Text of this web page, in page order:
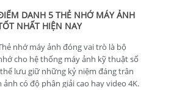
DANH 5 THẺ NHỚ MÁY ẢNH
NHẤT HIỆN NAY
nhớ máy ảnh đóng vai trò là bộ
cho hệ thống máy ảnh kỹ thuật số
lưu giữ những kỷ niệm đáng trân
có độ phân giải cao hay video 4K.